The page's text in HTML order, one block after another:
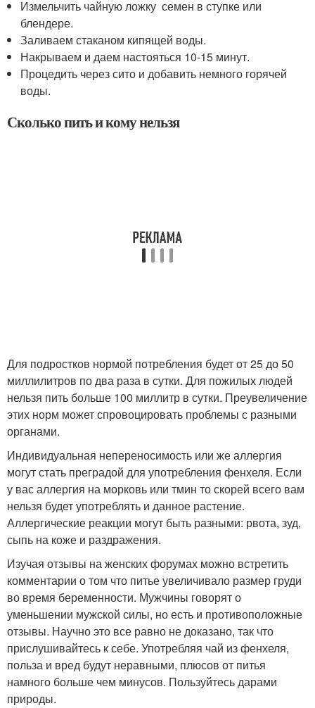
Измельчить чайную ложку семен в ступке или
блендере.
Заливаем стаканом кипящей воды.
Накрываем и даем настояться 10-15 минут.
Процедить через сито и добавить немного горячей
воды.
Сколько пить и кому нельзя
Для подростков нормой потребления будет от 25 до 50
миллилитров по два раза в сутки. Для пожилых людей
нельзя пить больше 100 миллитр в сутки. Преувеличение
этих норм может спровоцировать проблемы с разными
органами.
Индивидуальная непереносимость или же аллергия
могут стать преградой для употребления фенхеля. Если
у вас аллергия на морковь или тмин то скорей всего вам
нельзя будет употреблять и данное растение.
Аллергические реакции могут быть разными: рвота, зуд,
сыпь на коже и раздражения.
Изучая отзывы на женских форумах можно встретить
комментарии о том что питье увеличивало размер груди
во время беременности. Мужчины говорят о
уменьшении мужской силы, но есть и противоположные
отзывы. Научно это все равно не доказано, так что
прислушивайтесь к себе. Употребляя чай из фенхеля,
польза и вред будут неравными, плюсов от питья
намного больше чем минусов. Пользуйтесь дарами
природы.